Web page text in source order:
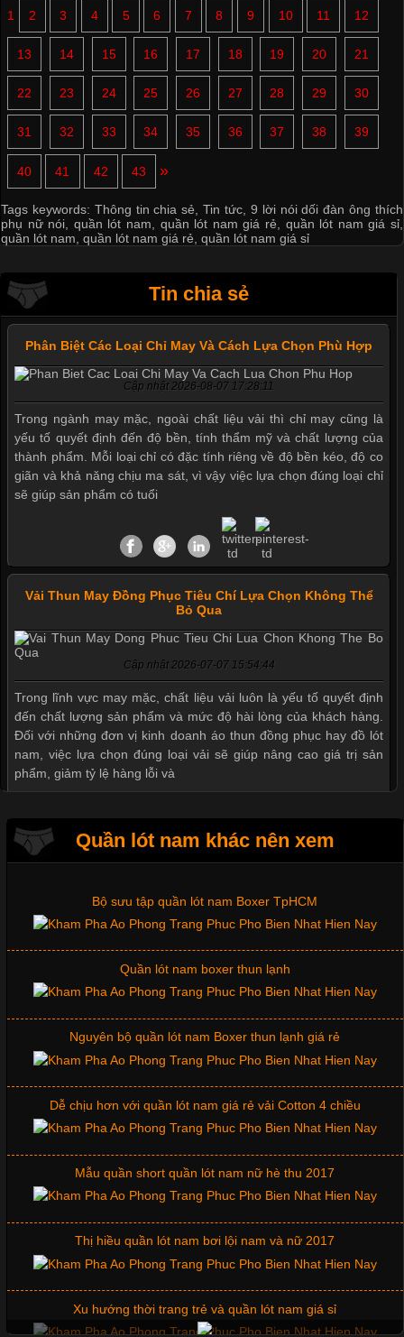
1 2 3 4 5 6 7 8 9 10 11 12
13 14 15 16 17 18 19 20 21
22 23 24 25 26 27 28 29 30
31 32 33 34 35 36 37 38 39
40 41 42 43 »
Tags keywords: Thông tin chia sẻ ,Tin tức 9 lời nói dối đàn ông thích
phụ nữ nói
quần lót nam quần lót nam giá rẻ quần lót nam giá sỉ
quần lót nam quần lót nam giá rẻ quần lót nam giá sỉ
Tin chia sẻ
Phân Biệt Các Loại Chỉ May Và Cách Lựa Chọn Phù Hợp
Cập nhật 2026-08-07 17:28:11
Trong ngành may mặc, ngoài chất liệu vải thì chỉ may cũng là
yếu tố quyết định đến độ bền, tính thẩm mỹ và chất lượng của
thành phẩm. Mỗi loại chỉ có đặc tính riêng về độ bền kéo, độ co
giãn và khả năng chịu ma sát, vì vậy việc lựa chọn đúng loại chỉ
sẽ giúp sản phẩm có tuổi
Vải Thun May Đồng Phục Tiêu Chí Lựa Chọn Không Thể
Bỏ Qua
Cập nhật 2026-07-07 15:54:44
Trong lĩnh vực may mặc, chất liệu vải luôn là yếu tố quyết định
đến chất lượng sản phẩm và mức độ hài lòng của khách hàng.
Đối với những đơn vị kinh doanh áo thun đồng phục hay đồ lót
nam, việc lựa chọn đúng loại vải sẽ giúp nâng cao giá trị sản
phẩm, giảm tỷ lệ hàng lỗi và
Áo thun là một trong những trang phục phổ biến nhất hiện nay
nhờ tính tiện dụng, dễ phối đồ và phù hợp với nhiều đối tượng.
quan trọng tạo nên phong cách riêng cho từng sản phẩm. Mỗi
loại cổ áo sẽ mang đến một vẻ đẹp khác
Những Mẫu Áo Thun Đồng Phục Công Ty Được Ưa
Chuộng Hiện Nay
Cập nhật 2026-06-01 14:23:34
Trong môi trường kinh doanh hiện đại, việc xây dựng hình ảnh
chuyên nghiệp đóng vai trò quan trọng đối với sự phát triển của
doanh nghiệp. Một trong những giải pháp hiệu quả được nhiều
đơn vị lựa chọn hiện nay là sử dụng áo thun đồng phục công ty.
Không chỉ giúp tạo sự đồng bộ, áo thun
Quần lót nam khác nên xem
Mẫu quần short quần lót nam nữ hè thu 2017
Thị hiều quần lót nam bơi lội nam và nữ 2017
Xu hướng thời trang trẻ và quần lót nam giá sỉ
Giặt và bảo quản quần lót nam đúng cách
Mẫu quần lót nam giá rẻ sốt hè 2017
Những mẩu quần lót nam thông dụng hiện nay
Bộ sưu tập quần lót nam Boxer TpHCM
Quần lót nam boxer thun lạnh
Nguyên bộ quần lót nam Boxer thun lạnh giá rẻ
Dễ chịu hơn với quần lót nam giá rẻ vải Cotton 4 chiều
Mẫu quần short quần lót nam nữ hè thu 2017
Thị hiều quần lót nam bơi lội nam và nữ 2017
Xu hướng thời trang trẻ và quần lót nam giá sỉ
Giặt và bảo quản quần lót nam đúng cách